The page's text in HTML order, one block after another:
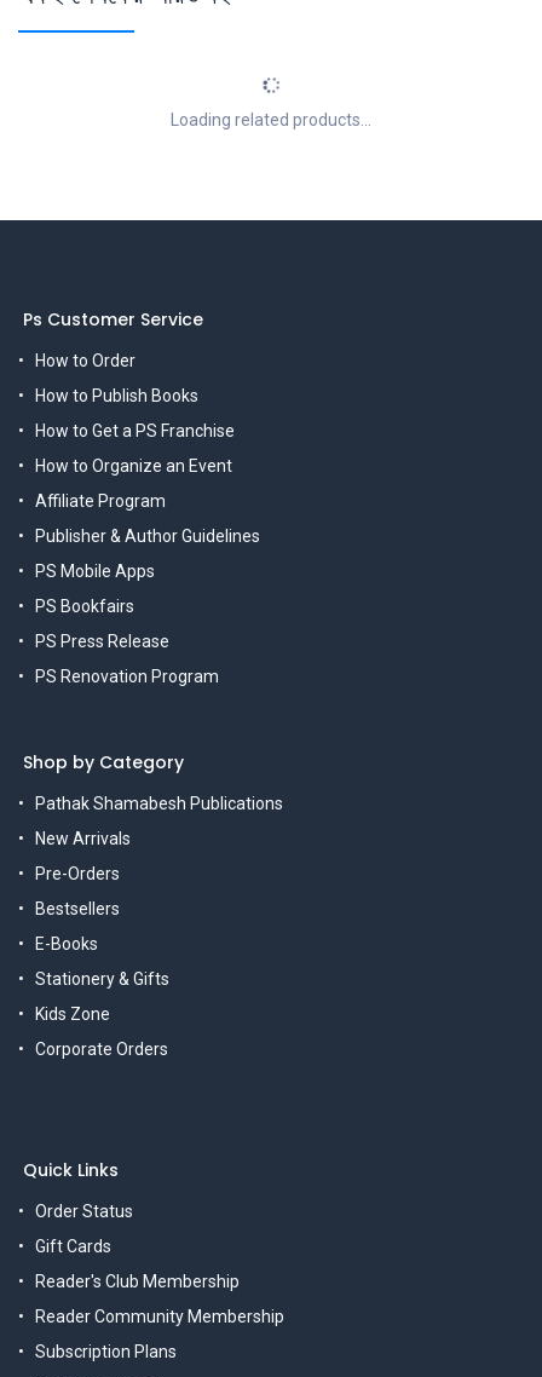
Loading related products...
Ps Customer Service
How to Order
How to Publish Books
How to Get a PS Franchise
How to Organize an Event
Affiliate Program
Publisher & Author Guidelines
PS Mobile Apps
PS Bookfairs
PS Press Release
PS Renovation Program
Shop by Category
Pathak Shamabesh Publications
New Arrivals
Pre-Orders
Bestsellers
E-Books
Stationery & Gifts
Kids Zone
Corporate Orders
Quick Links
Order Status
Gift Cards
Reader's Club Membership
Reader Community Membership
Subscription Plans